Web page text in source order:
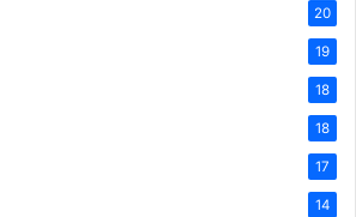
20
19
18
18
17
14